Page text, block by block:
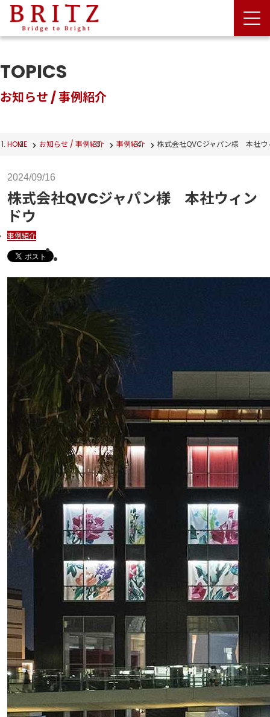
TOPICS
お知らせ / 事例紹介
HOME お知らせ / 事例紹介 事例紹介 株式会社QVCジャパン様 本社ウ
2024/09/16
株式会社QVCジャパン様 本社ウィン
ドウ
事例紹介